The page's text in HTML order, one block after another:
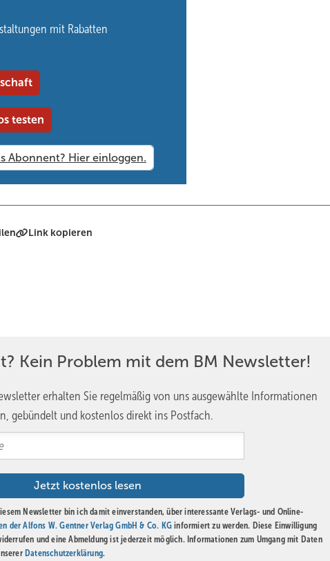
wie MF Dach sorgen für eine hohe Praxisnähe. Die Prüfungen sind
Finanziell wird der Kurs durch Förderungen wie das Aufstiegs-BAföG
zu 100 % ermöglichen. Die Online Meisterschule bietet zudem einen
das seit fast 20 Jahren Meister ausbildet, weiterzubilden.
Bild: Online Meisterschule
mit Rabatten
testen
Link kopieren
Kein Problem mit dem BM Newsletter!
erhalten Sie regelmäßig von uns ausgewählte Informationen
gebündelt und kostenlos direkt ins Postfach.
Newsletter bin ich damit einverstanden, über interessante Verlags- und Online-
der Alfons W. Gentner Verlag GmbH & Co. KG informiert zu werden. Diese Einwilligung
und eine Abmeldung ist jederzeit möglich. Informationen zum Umgang mit Daten
Datenschutzerklärung.